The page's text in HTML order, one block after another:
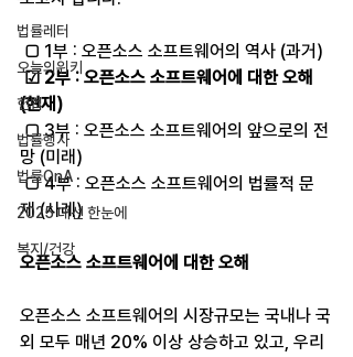
법률레터
오늘의위키
헌법
법률행사
법률QnA
2025 대선 한눈에
복지/건강
□ 1부 : 오픈소스 소프트웨어의 역사 (과거)
☑ 2부 : 오픈소스 소프트웨어에 대한 오해
(현재)
□ 3부 : 오픈소스 소프트웨어의 앞으로의 전
망 (미래)
□ 4부 : 오픈소스 소프트웨어의 법률적 문
제 (사례)
오픈소스 소프트웨어에 대한 오해
오픈소스 소프트웨어의 시장규모는 국내나 국
외 모두 매년 20% 이상 상승하고 있고, 우리